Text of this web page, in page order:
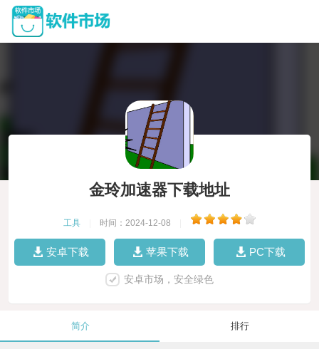
金玲加速器下载地址
工具 时间：2024-12-08
安卓下载 苹果下载 PC下载
安卓市场，安全绿色
简介 排行